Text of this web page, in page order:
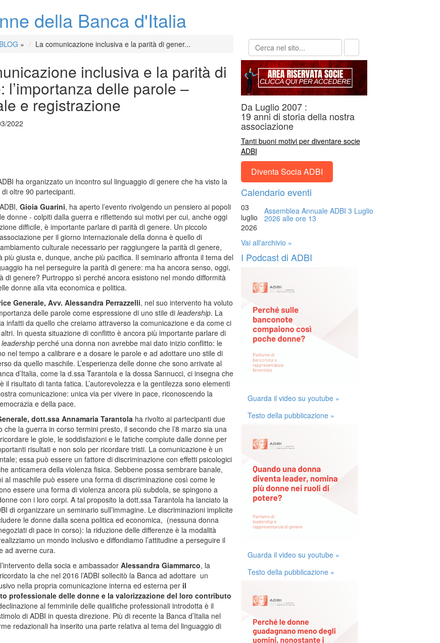
della Banca d'Italia
BLOG » La comunicazione inclusiva e la parità di gener...
inclusiva e la parità di
l’importanza delle parole –
e registrazione
2022
ha organizzato un incontro sul linguaggio di genere che ha visto la
oltre 90 partecipanti.
Gioia Guarini, ha aperto l’evento rivolgendo un pensiero ai popoli
donne - colpiti dalla guerra e riflettendo sui motivi per cui, anche oggi
difficile, è importante parlare di parità di genere. Un piccolo
per il giorno internazionale della donna è quello di
culturale necessario per raggiungere la parità di genere,
più giusta e, dunque, anche più pacifica. Il seminario affronta il tema del
ha nel perseguire la parità di genere: ma ha ancora senso, oggi,
di genere? Purtroppo sì perché ancora esistono nel mondo difformità
donne alla vita economica e politica.
Generale, Avv. Alessandra Perrazzelli, nel suo intervento ha voluto
delle parole come espressione di uno stile di leadership. La
infatti da quello che creiamo attraverso la comunicazione e da come ci
In questa situazione di conflitto è ancora più importante parlare di
leadershipperché una donna non avrebbe mai dato inizio conflitto: le
nel tempo a calibrare e a dosare le parole e ad adottare uno stile di
da quello maschile. L’esperienza delle donne che sono arrivate al
d’Italia, come la d.ssa Tarantola e la dossa Sannucci, ci insegna che
il risultato di tanta fatica. L’autorevolezza e la gentilezza sono elementi
comunicazione: unica via per vivere in pace, riconoscendo la
e della pace.
dott.ssa Annamaria Tarantolaha rivolto ai partecipanti due
che la guerra in corso termini presto, il secondo che l’8 marzo sia una
le gioie, le soddisfazioni e le fatiche compiute dalle donne per
risultati e non solo per ricordare tristi. La comunicazione è un
essa può essere un fattore di discriminazione con effetti psicologici
anticamera della violenza fisica. Sebbene possa sembrare banale,
al maschile può essere una forma di discriminazione così come le
essere una forma di violenza ancora più subdola, se spingono a
con i loro corpi. A tal proposito la dott.ssa Tarantola ha lanciato la
di organizzare un seminario sull’immagine. Le discriminazioni implicite
le donne dalla scena politica ed economica, (nessuna donna
di pace in corso): la riduzione delle differenze è la modalità
un mondo inclusivo e diffondiamo l’attitudine a perseguire il
ad averne cura.
della socia e ambassador Alessandra Giammarco, la
la che nel 2016 l’ADBI sollecitò la Banca ad adottare un
nella propria comunicazione interna ed esterna per il
professionale delle donne e la valorizzazione del loro contributo
al femminile delle qualifiche professionali introdotta è il
di ADBI in questa direzione. Più di recente la Banca d’Italia nel
redazionali ha inserito una parte relativa al tema del linguaggio di
Da Luglio 2007 :
19 anni di storia della nostra
associazione
Tanti buoni motivi per diventare socie
ADBI
Diventa Socia ADBI
Calendario eventi
03
luglio
2026
Assemblea Annuale ADBI 3 Luglio
2026 alle ore 13
Vai all'archivio »
I Podcast di ADBI
Guarda il video su youtube »
Testo della pubblicazione »
Guarda il video su youtube »
Testo della pubblicazione »